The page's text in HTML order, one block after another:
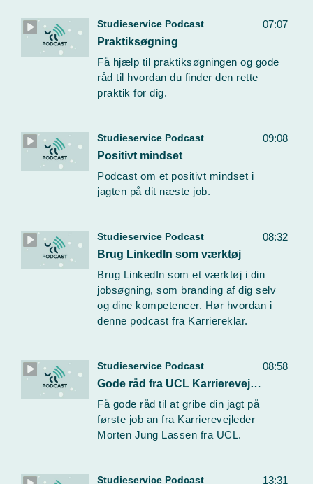
07:07
Studieservice Podcast
Praktiksøgning
Få hjælp til praktiksøgningen og gode
råd til hvordan du finder den rette
praktik for dig.
09:08
Studieservice Podcast
Positivt mindset
Podcast om et positivt mindset i
jagten på dit næste job.
08:32
Studieservice Podcast
Brug LinkedIn som værktøj
Brug LinkedIn som et værktøj i din
jobsøgning, som branding af dig selv
og dine kompetencer. Hør hvordan i
denne podcast fra Karriereklar.
08:58
Studieservice Podcast
Gode råd fra UCL Karrierevejleder Morten Jung Lassen
Få gode råd til at gribe din jagt på
første job an fra Karrierevejleder
Morten Jung Lassen fra UCL.
13:31
Studieservice Podcast